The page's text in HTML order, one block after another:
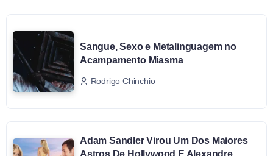
Sangue, Sexo e Metalinguagem no
Acampamento Miasma
Rodrigo Chinchio
Adam Sandler Virou Um Dos Maiores
Astros De Hollywood E Alexandre